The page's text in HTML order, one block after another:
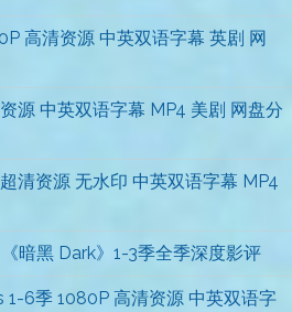
高清资源 中英双语字幕 英剧 网
源 中英双语字幕 MP4 美剧 网盘分
清资源 无水印 中英双语字幕 MP4
暗黑 Dark》1-3季全季深度影评
6季 1080P 高清资源 中英双语字